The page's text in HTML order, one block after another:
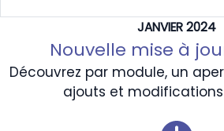
JANVIER 2024
Nouvelle mise à
Découvrez par module, un
ajouts et